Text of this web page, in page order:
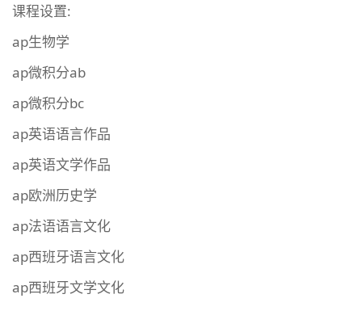
课程设置:
ap生物学
ap微积分ab
ap微积分bc
ap英语语言作品
ap英语文学作品
ap欧洲历史学
ap法语语言文化
ap西班牙语言文化
ap西班牙文学文化